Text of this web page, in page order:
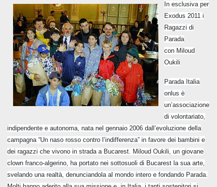
In esclusiva per
Exodus 2011 i
Ragazzi di
Parada
con Miloud
Oukili
Parada Italia
onlus è
un’associazione
di volontariato,
indipendente e autonoma, nata nel gennaio 2006 dall’evoluzione della
campagna “Un naso rosso contro l’indifferenza” in favore dei bambini e
dei ragazzi che vivono in strada a Bucarest. Miloud Oukili, un giovane
clown franco-algerino, ha portato nei sottosuoli di Bucarest la sua arte,
svelando una realtà, denunciandola al mondo intero e fondando Parada.